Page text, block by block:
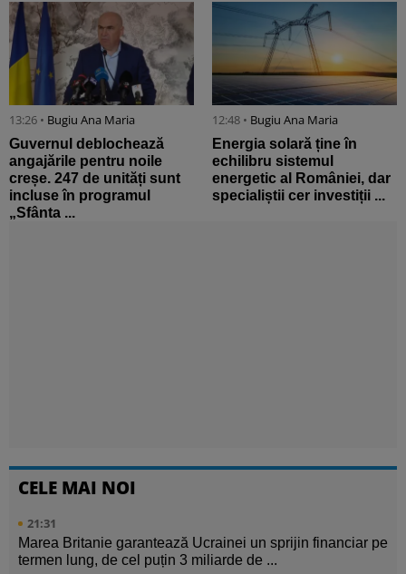
13:26 • Bugiu ⁠Ana Maria
Guvernul deblochează
angajările pentru noile
creșe. 247 de unități sunt
incluse în programul
„Sfânta ...
12:48 • Bugiu ⁠Ana Maria
Energia solară ține în
echilibru sistemul
energetic al României, dar
specialiștii cer investiții ...
CELE MAI NOI
21:31
Marea Britanie garantează Ucrainei un sprijin financiar pe
termen lung, de cel puțin 3 miliarde de ...